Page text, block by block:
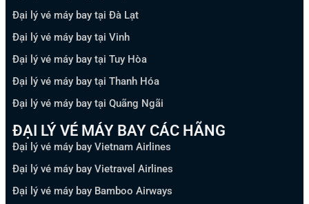
Đại lý vé máy bay tại Đà Lạt
Đại lý vé máy bay tại Vinh
Đại lý vé máy bay tại Tuy Hòa
Đại lý vé máy bay tại Thanh Hóa
Đại lý vé máy bay tại Quãng Ngãi
ĐẠI LÝ VÉ MÁY BAY CÁC HÃNG
Đại lý vé máy bay Vietnam Airlines
Đại lý vé máy bay Vietravel Airlines
Đại lý vé máy bay Bamboo Airways